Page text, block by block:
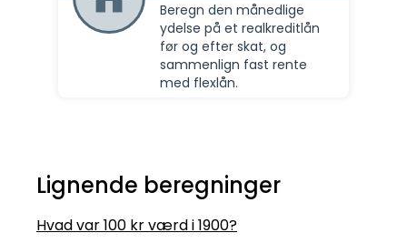
Beregn den månedlige
ydelse på et realkreditlån
før og efter skat, og
sammenlign fast rente
med flexlån.
Lignende beregninger
Hvad var 100 kr værd i 1900?